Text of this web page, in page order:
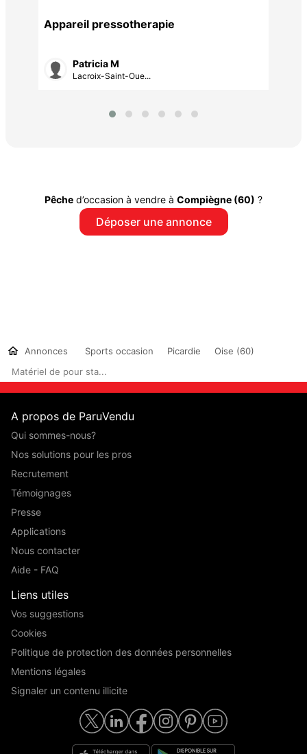
Appareil pressotherapie
Patricia M
Lacroix-Saint-Oue...
Pêche d’occasion à vendre à Compiègne (60) ?
Déposer une annonce
Annonces Sports occasion Picardie
Oise (60)
Matériel de pour sta...
A propos de ParuVendu
Qui sommes-nous?
Nos solutions pour les pros
Recrutement
Témoignages
Presse
Applications
Nous contacter
Aide - FAQ
Liens utiles
Vos suggestions
Cookies
Politique de protection des données personnelles
Mentions légales
Signaler un contenu illicite